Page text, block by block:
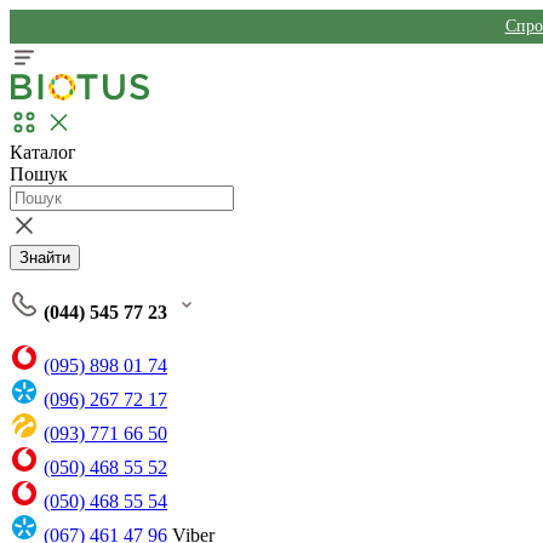
Каталог
Пошук
Знайти
(044) 545 77 23
(095) 898 01 74
(096) 267 72 17
(093) 771 66 50
(050) 468 55 52
(050) 468 55 54
(067) 461 47 96 Viber